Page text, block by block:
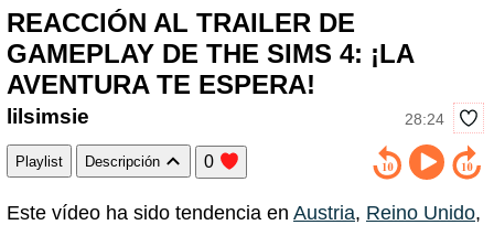
REACCIÓN AL TRAILER DE
GAMEPLAY DE THE SIMS 4: ¡LA
AVENTURA TE ESPERA!
28:24
lilsimsie
Playlist Descripción 0
Este vídeo ha sido tendencia en Austria, Reino Unido,